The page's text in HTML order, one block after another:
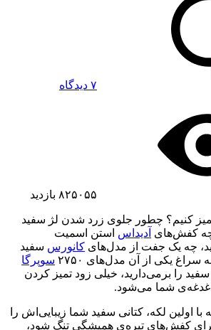
۷ دیدگاه
۸۲۵۰۵۵ بازدید
کنیم؟ چطور جلوی زرد شدن لژ سفید
کفش‌های آدیداس استن اسمیت
چه یک جفت از مدل‌های کانورس سفید
سراغ یکی از آن مدل‌های ۲۷۵۰
سوپرگا
را برمی‌دارید، خیلی زود تمیز کردن
شما می‌شود.
با اولین لکه، کتانی سفید شما زیبایی‌اش را
کفش‌های تیره‌ی همیشگی تنگ شود،